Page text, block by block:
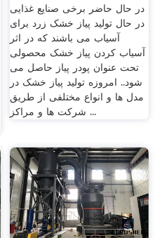
در حال حاضر برخی صنایع غذایی
در حال تولید پیاز خشک زرد برای
آسیاب می باشند که در اثر
آسیاب کردن پیاز خشک محصولی
تحت عنوان پودر پیاز حاصل می
شود.. امروزه تولید پیاز خشک در
مدل ها و انواع مختلفی از طریق
شرکت ها و مراکز ...